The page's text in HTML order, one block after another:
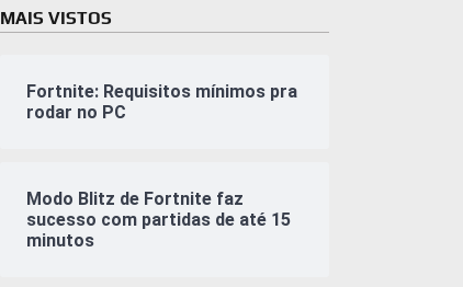
MAIS VISTOS
Fortnite: Requisitos mínimos pra
rodar no PC
Modo Blitz de Fortnite faz
sucesso com partidas de até 15
minutos